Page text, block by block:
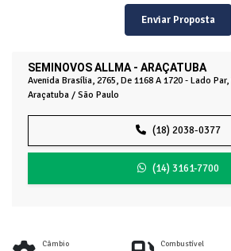
SEMINOVOS ALLMA - ARAÇATUBA
Avenida Brasília, 2765, De 1168 A 1720 - Lado
Araçatuba / São Paulo
(18) 2038-0377
(14) 3161-7700
Enviar Proposta
Câmbio Combustível